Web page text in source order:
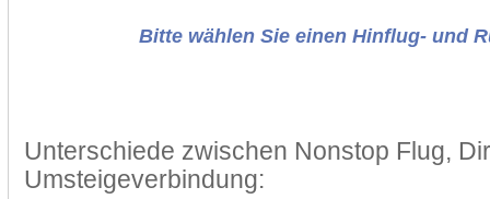
Bitte wählen Sie einen Hinflug- und
Unterschiede zwischen Nonstop Flug,
Umsteigeverbindung: